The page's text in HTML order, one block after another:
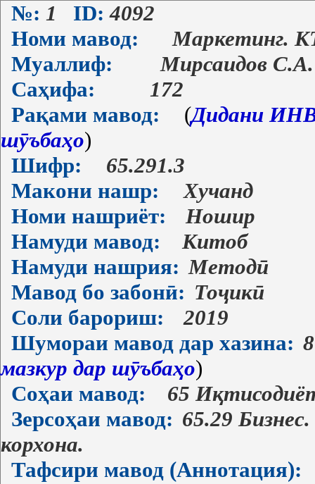
№: 1 ID: 4092
Номи мавод:
Маркетинг.
Муаллиф:
Мирсаидов С.А.
Саҳифа:
172
Рақами мавод:
(Дидани
шӯъбаҳо)
Шифр:
65.291.3
Макони нашр:
Хучанд
Номи нашриёт:
Ношир
Намуди мавод:
Китоб
Намуди нашрия: Методӣ
Мавод бо забонӣ: Тоҷикӣ
Соли барориш:
2019
Шумораи мавод дар хазина:
мазкур дар шӯъбаҳо)
Соҳаи мавод:
65
Зерсоҳаи мавод: 65.29
корхона.
Тафсири мавод (Аннотация):